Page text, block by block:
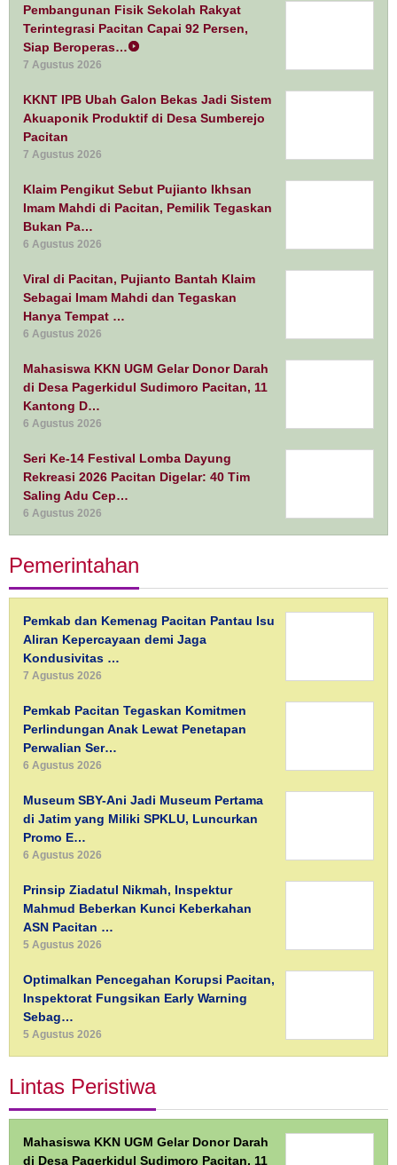
Pembangunan Fisik Sekolah Rakyat
Terintegrasi Pacitan Capai 92 Persen,
Siap Beroperas…
7 Agustus 2026
KKNT IPB Ubah Galon Bekas Jadi Sistem
Akuaponik Produktif di Desa Sumberejo
Pacitan
7 Agustus 2026
Klaim Pengikut Sebut Pujianto Ikhsan
Imam Mahdi di Pacitan, Pemilik Tegaskan
Bukan Pa…
6 Agustus 2026
Viral di Pacitan, Pujianto Bantah Klaim
Sebagai Imam Mahdi dan Tegaskan
Hanya Tempat …
6 Agustus 2026
Mahasiswa KKN UGM Gelar Donor Darah
di Desa Pagerkidul Sudimoro Pacitan, 11
Kantong D…
6 Agustus 2026
Seri Ke-14 Festival Lomba Dayung
Rekreasi 2026 Pacitan Digelar: 40 Tim
Saling Adu Cep…
6 Agustus 2026
Pemerintahan
Pemkab dan Kemenag Pacitan Pantau Isu
Aliran Kepercayaan demi Jaga
Kondusivitas …
7 Agustus 2026
Pemkab Pacitan Tegaskan Komitmen
Perlindungan Anak Lewat Penetapan
Perwalian Ser…
6 Agustus 2026
Museum SBY-Ani Jadi Museum Pertama
di Jatim yang Miliki SPKLU, Luncurkan
Promo E…
6 Agustus 2026
Prinsip Ziadatul Nikmah, Inspektur
Mahmud Beberkan Kunci Keberkahan
ASN Pacitan …
5 Agustus 2026
Optimalkan Pencegahan Korupsi Pacitan,
Inspektorat Fungsikan Early Warning
Sebag…
5 Agustus 2026
Lintas Peristiwa
Mahasiswa KKN UGM Gelar Donor Darah
di Desa Pagerkidul Sudimoro Pacitan, 11